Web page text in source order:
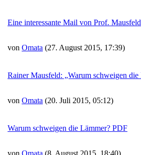
Eine interessante Mail von Prof.
von Omata (27. August 2015, 17:39)
Rainer Mausfeld: „Warum schweigen
von Omata (20. Juli 2015, 05:12)
Warum schweigen die Lämmer? PDF